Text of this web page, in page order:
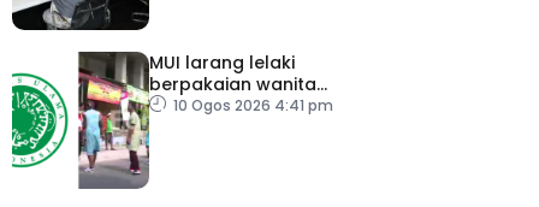
MUI larang lelaki
berpakaian wanita
sempena Hari
10 Ogos 2026 4:41 pm